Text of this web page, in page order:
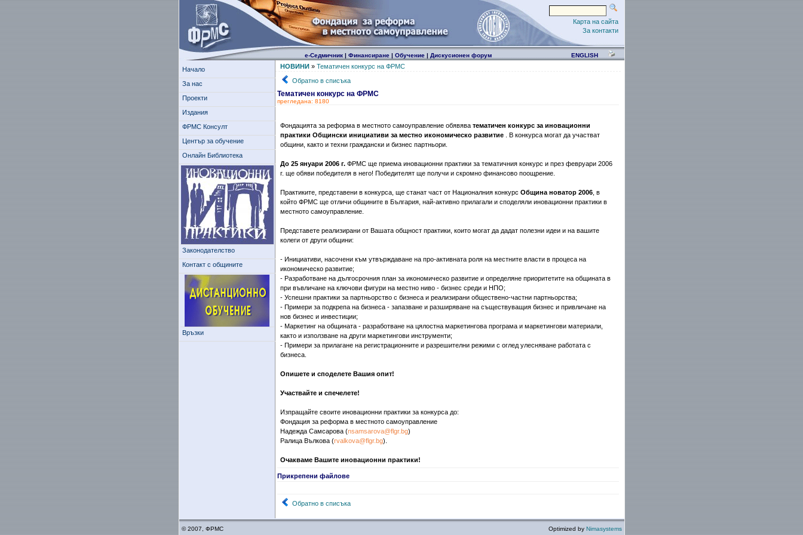
Карта на сайта
За контакти
е-Седмичник| Финансиране| Обучение| Дискусионен форум ENGLISH
Начало
За нас
Проекти
Издания
ФРМС Консулт
Център за обучение
Онлайн Библиотека
Законодателство
Контакт с общините
Връзки
НОВИНИ» Тематичен конкурс на ФРМС
Обратно в списъка
Тематичен конкурс на ФРМС
прегледана: 8180
Фондацията за реформа в местното самоуправление обявява тематичен конкурс за иновационни
практики Общински инициативи за местно икономическо развитие
. В конкурса могат да участват
общини, както и техни граждански и бизнес партньори.
До 25 януари 2006 г. ФРМС ще приема иновационни практики за тематичния конкурс и през февруари 2006
г. ще обяви победителя в него! Победителят ще получи и скромно финансово поощрение.
Практиките, представени в конкурса, ще станат част от Националния конкурс Община новатор 2006, в
който ФРМС ще отличи общините в България, най-активно прилагали и споделяли иновационни практики в
местното самоуправление.
Представете реализирани от Вашата общност практики, които могат да дадат полезни идеи и на вашите
колеги от други общини:
- Инициативи, насочени към утвърждаване на про-активната роля на местните власти в процеса на
икономическо развитие;
- Разработване на дългосрочния план за икономическо развитие и определяне приоритетите на общината в
при въвличане на ключови фигури на местно ниво - бизнес среди и НПО;
- Успешни практики за партньорство с бизнеса и реализирани обществено-частни партньорства;
- Примери за подкрепа на бизнеса - запазване и разширяване на съществуващия бизнес и привличане на
нов бизнес и инвестиции;
- Маркетинг на общината - разработване на цялостна маркетингова програма и маркетингови материали,
както и използване на други маркетингови инструменти;
- Примери за прилагане на регистрационните и разрешителни режими с оглед улесняване работата с
бизнеса.
Опишете и споделете Вашия опит!
Участвайте и спечелете!
Изпращайте своите иновационни практики за конкурса до:
Фондация за реформа в местното самоуправление
Надежда Самсарова (nsamsarova@flgr.bg)
Ралица Вълкова (rvalkova@flgr.bg).
Очакваме Вашите иновационни практики!
Прикрепени файлове
Обратно в списъка
© 2007, ФРМС Optimized by Nimasystems